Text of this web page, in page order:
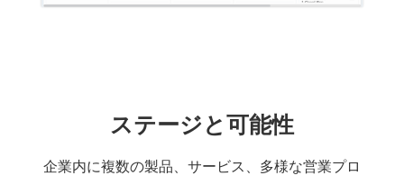
ステージと可能性
企業内に複数の製品、サービス、多様な営業プロ